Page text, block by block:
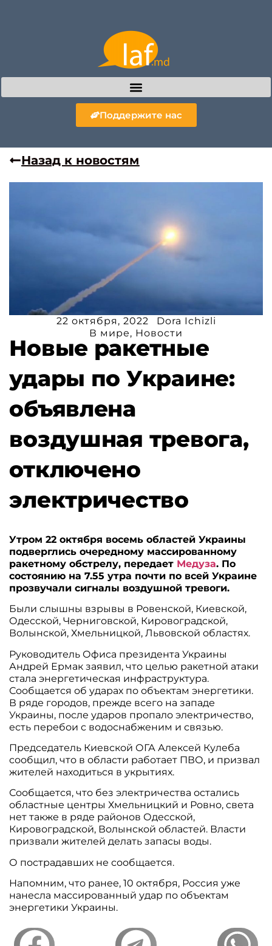
Поддержите нас
Назад к новостям
22 октября, 2022
Dora Ichizli
В мире, Новости
Новые ракетные
удары по Украине:
объявлена
воздушная тревога,
отключено
электричество
Утром 22 октября восемь областей Украины
подверглись очередному массированному
ракетному обстрелу, передает Медуза. По
состоянию на 7.55 утра почти по всей Украине
прозвучали сигналы воздушной тревоги.
Были слышны взрывы в Ровенской, Киевской,
Одесской, Черниговской, Кировоградской,
Волынской, Хмельницкой, Львовской областях.
Руководитель Офиса президента Украины
Андрей Ермак заявил, что целью ракетной атаки
стала энергетическая инфраструктура.
Сообщается об ударах по объектам энергетики.
В ряде городов, прежде всего на западе
Украины, после ударов пропало электричество,
есть перебои с водоснабженим и связью.
Председатель Киевской ОГА Алексей Кулеба
сообщил, что в области работает ПВО, и призвал
жителей находиться в укрытиях.
Сообщается, что без электричества остались
областные центры Хмельницкий и Ровно, света
нет также в ряде районов Одесской,
Кировоградской, Волынской областей. Власти
призвали жителей делать запасы воды.
О пострадавших не сообщается.
Напомним, что ранее, 10 октября, Россия уже
нанесла массированный удар по объектам
энергетики Украины.